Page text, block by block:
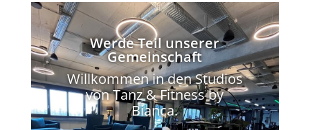
Werde Teil unserer
Gemeinschaft
Willkommen in den Studios
von Tanz & Fitness by
Bianca.